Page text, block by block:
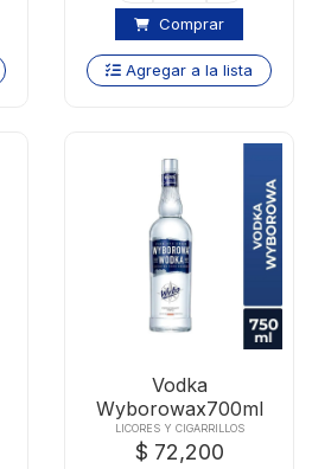
Comprar
Agregar a la lista
Vodka
Wyborowax700ml
LICORES Y CIGARRILLOS
$ 72,200